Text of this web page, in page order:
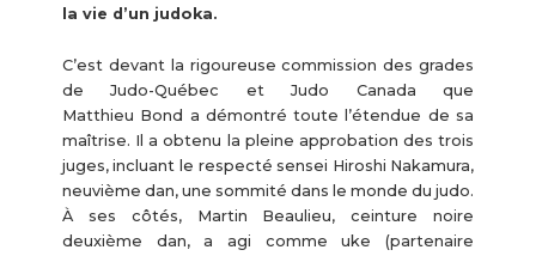
la vie d’un judoka.
C’est devant la rigoureuse commission des grades
de Judo-Québec et Judo Canada que
Matthieu Bond a démontré toute l’étendue de sa
maîtrise. Il a obtenu la pleine approbation des trois
juges, incluant le respecté sensei Hiroshi Nakamura,
neuvième dan, une sommité dans le monde du judo.
À ses côtés, Martin Beaulieu, ceinture noire
deuxième dan, a agi comme uke (partenaire